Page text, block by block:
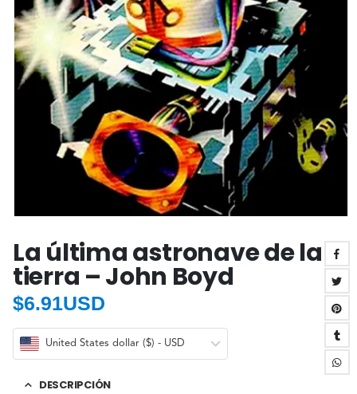
La última astronave de la
tierra – John Boyd
$6.91USD
United States dollar ($) - USD
DESCRIPCIÓN